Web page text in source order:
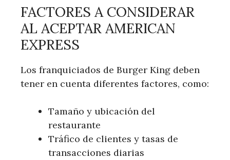
FACTORES A CONSIDERAR
AL ACEPTAR AMERICAN
EXPRESS
Los franquiciados de Burger King deben
tener en cuenta​ diferentes factores,‌ como:
Tamaño y ubicación del
restaurante
Tráfico de clientes y tasas de
transacciones diarias